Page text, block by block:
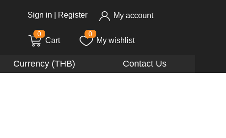
Sign in Register My account
0
Cart
0
My wishlist
Currency (THB) Contact Us